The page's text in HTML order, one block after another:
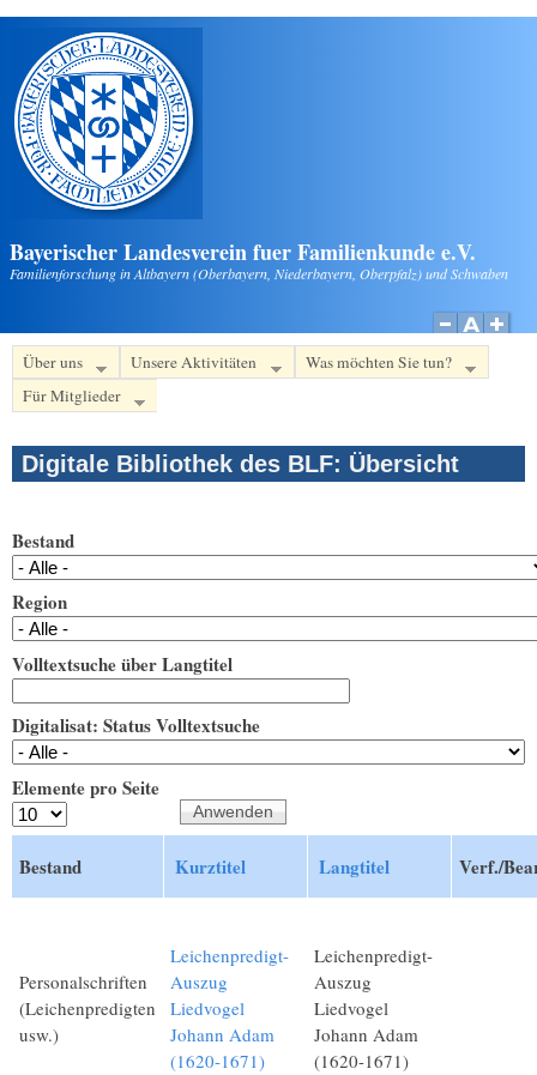
Direkt zum Inhalt
Bayerischer Landesverein fuer Familienkunde e.V.
Familienforschung in Altbayern (Oberbayern, Niederbayern, Oberpfalz) und Schwaben
Über uns Unsere Aktivitäten
Was möchten Sie tun?
Für Mitglieder
Digitale Bibliothek des BLF: Übersicht
Bestand
Region
Volltextsuche über Langtitel
Digitalisat: Status Volltextsuche
Elemente pro Seite
Bestand Kurztitel Langtitel Verf./
Personalschriften
(Leichenpredigten
usw.)
Leichenpredigt-
Auszug
Liedvogel
Johann Adam
(1620-1671)
Leichenpredigt-
Auszug
Liedvogel
Johann Adam
(1620-1671)